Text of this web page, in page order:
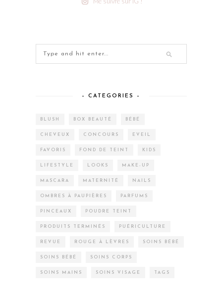
– CATEGORIES –
BLUSH BOX BEAUTÉ BÉBÉ
CHEVEUX CONCOURS EVEIL
FAVORIS FOND DE TEINT KIDS
LIFESTYLE LOOKS MAKE-UP
MASCARA MATERNITÉ NAILS
OMBRES À PAUPIÈRES PARFUMS
PINCEAUX POUDRE TEINT
PRODUITS TERMINÉS PUÉRICULTURE
REVUE ROUGE À LÈVRES SOINS BÉBÉ
SOINS BÉBÉ SOINS CORPS
SOINS MAINS SOINS VISAGE TAGS